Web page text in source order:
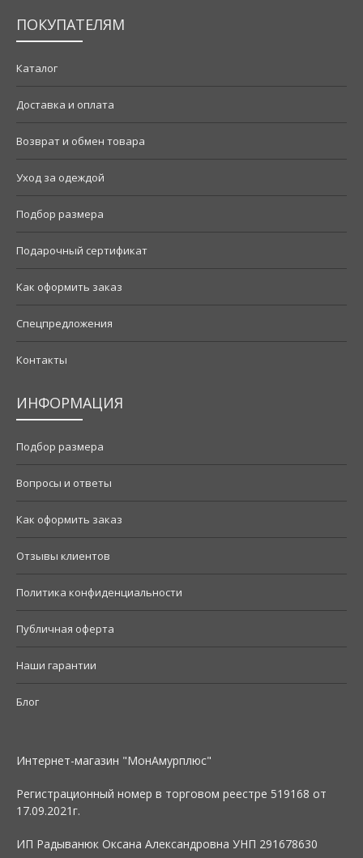
ПОКУПАТЕЛЯМ
Каталог
Доставка и оплата
Возврат и обмен товара
Уход за одеждой
Подбор размера
Подарочный сертификат
Как оформить заказ
Спецпредложения
Контакты
ИНФОРМАЦИЯ
Подбор размера
Вопросы и ответы
Как оформить заказ
Отзывы клиентов
Политика конфиденциальности
Публичная оферта
Наши гарантии
Блог
Интернет-магазин "МонАмурплюс"
Регистрационный номер в торговом реестре 519168 от
17.09.2021г.
ИП Радыванюк Оксана Александровна УНП 291678630